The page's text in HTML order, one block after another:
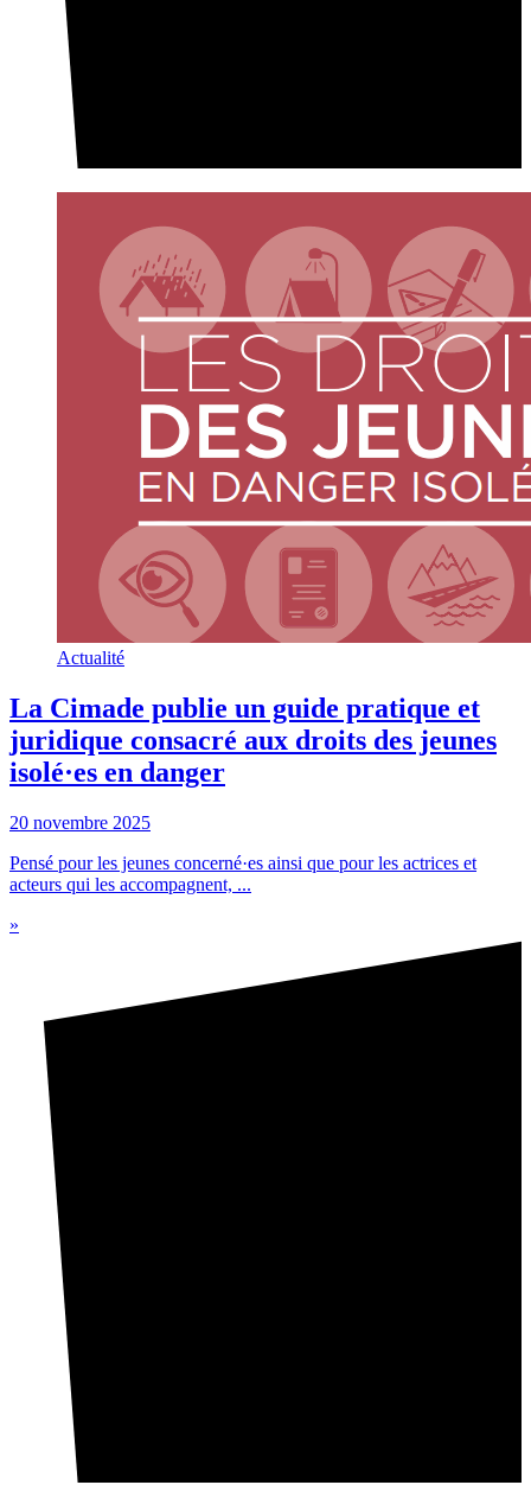
Actualité
La Cimade publie un guide pratique et
juridique consacré aux droits des jeunes
isolé·es en danger
20 novembre 2025
Pensé pour les jeunes concerné·es ainsi que pour les actrices et
acteurs qui les accompagnent, ...
»